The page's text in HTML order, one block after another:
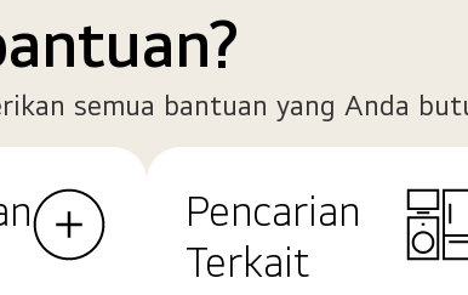
semua bantuan yang Anda
Pencarian
Terkait